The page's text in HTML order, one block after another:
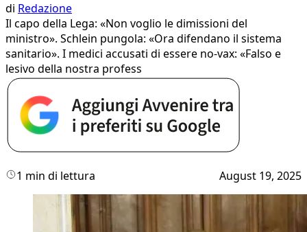
di Redazione
Il capo della Lega: «Non voglio le dimissioni del
ministro». Schlein pungola: «Ora difendano il sistema
sanitario». I medici accusati di essere no-vax: «Falso e
lesivo della nostra profess
1 min di lettura August 19, 2025